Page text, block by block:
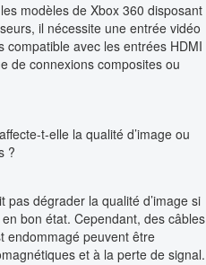
modèles de Xbox 360 disposant
il nécessite une entrée vidéo
compatible avec les entrées HDMI
de connexions composites ou
t-elle la qualité d’image ou
?
dégrader la qualité d’image si
bon état. Cependant, des câbles
endommagé peuvent être
et à la perte de signal.